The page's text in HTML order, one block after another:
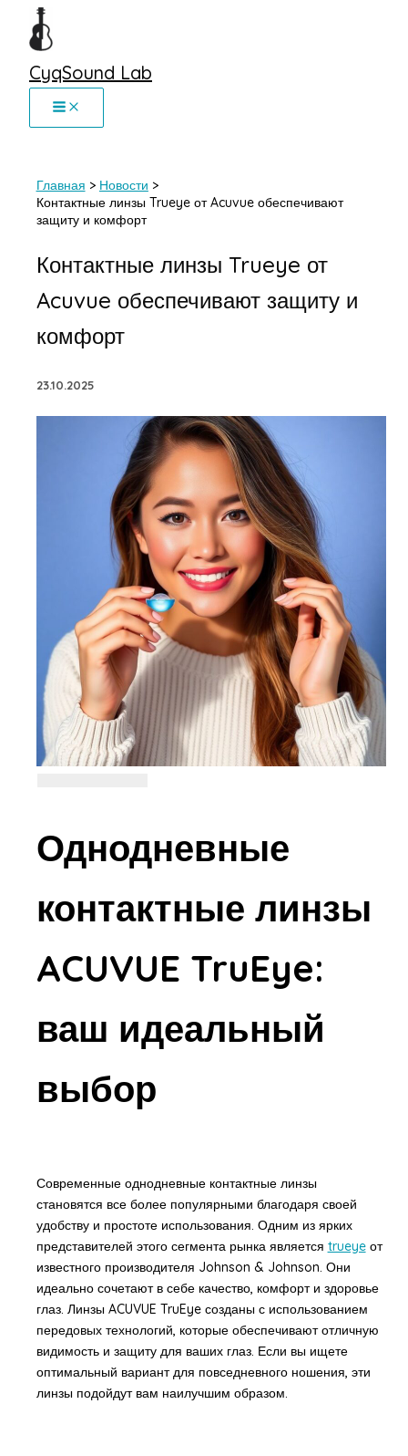
Перейти
CyqSound Lab
Главная
Новости
Контактные линзы Trueye от Acuvue обеспечивают
защиту и комфорт
Контактные линзы Trueye от
Acuvue обеспечивают защиту и
комфорт
23.10.2025
Однодневные
контактные линзы
ACUVUE TruEye:
ваш идеальный
выбор
Современные однодневные контактные линзы
становятся все более популярными благодаря своей
удобству и простоте использования. Одним из ярких
представителей этого сегмента рынка является trueyeот
известного производителя Johnson & Johnson. Они
идеально сочетают в себе качество, комфорт и здоровье
глаз. Линзы ACUVUE TruEye созданы с использованием
передовых технологий, которые обеспечивают отличную
видимость и защиту для ваших глаз. Если вы ищете
оптимальный вариант для повседневного ношения, эти
линзы подойдут вам наилучшим образом.